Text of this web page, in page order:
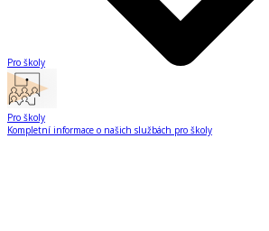
Pro školy
Pro školy
Kompletní informace o našich službách pro školy